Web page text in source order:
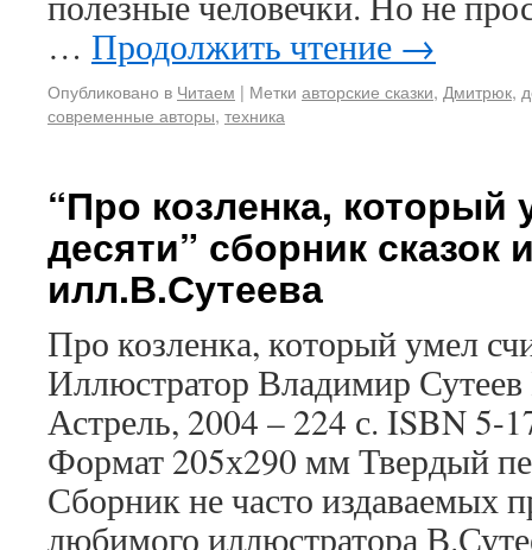
… Продолжить чтение →
Опубликовано в Читаем | Метки авторские сказки, Дмитрюк,
современные авторы, техника
“Про козленка, который
десяти” сборник сказок
илл.В.Сутеева
Про козленка, который умел
Иллюстратор Владимир
Астрель, 2004 – 224 с. ISBN 5-
Формат 205х290 мм Твердый
Сборник не часто издаваемых
любимого иллюстратора